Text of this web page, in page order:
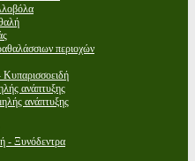
περιοχών
ανάπτυξης
ανάπτυξης
- Ξυνόδεντρα